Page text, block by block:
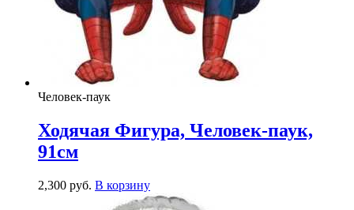
Человек-паук
Ходячая Фигура, Человек-паук,
91см
2,300 руб. В корзину